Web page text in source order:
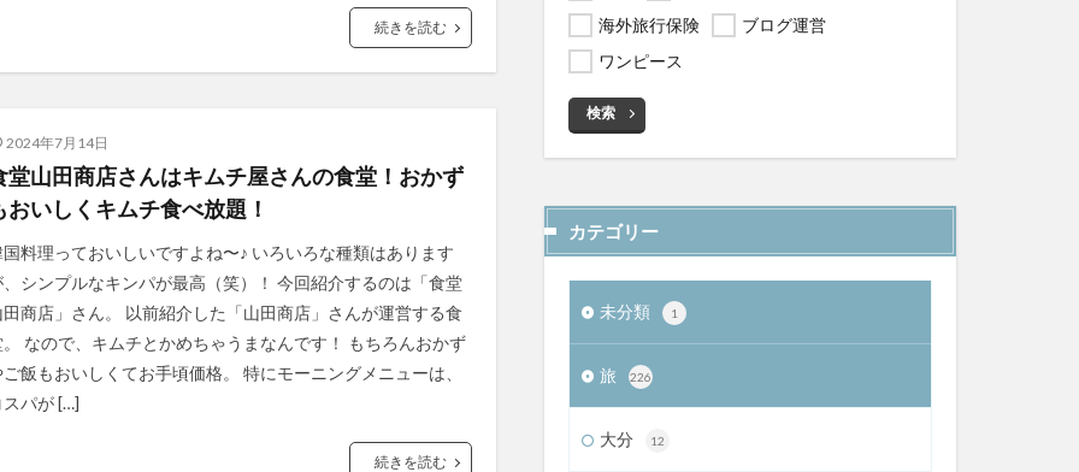
続きを読む
2024年7月14日
堂山田商店さんはキムチ屋さんの食堂！おかず
おいしくキムチ食べ放題！
国料理っておいしいですよね〜♪ いろいろな種類はあります
、シンプルなキンパが最高（笑）！ 今回紹介するのは「食堂
田商店」さん。 以前紹介した「山田商店」さんが運営する食
。 なので、キムチとかめちゃうまなんです！ もちろんおかず
飯もおいしくてお手頃価格。 特にモーニングメニューは、
スパが […]
続きを読む
海外旅行保険
ブログ運営
ワンピース
検索
カテゴリー
未分類 1
旅 226
大分 12